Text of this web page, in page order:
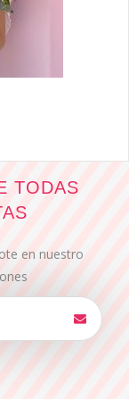
TODAS
en nuestro